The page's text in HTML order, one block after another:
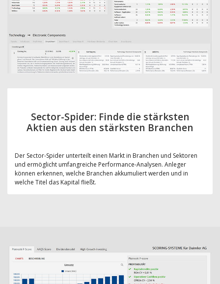
Sector-Spider: Finde die stärksten
Aktien aus den stärksten Branchen
Der Sector-Spider unterteilt einen Markt in Branchen und Sektoren
und ermöglicht umfangreiche Performance-Analysen. Anleger
können erkennen, welche Branchen akkumuliert werden und in
welche Titel das Kapital fließt.